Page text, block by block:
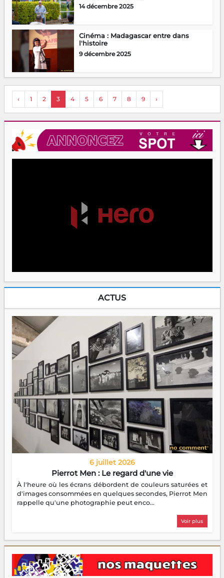
14 décembre 2025
Cinéma : Madagascar entre dans
l'histoire
9 décembre 2025
‹ 1 2 3 4 5 6 7 8 9 ›
ACTUS
6 juillet 2026
Pierrot Men : Le regard d'une vie
À l'heure où les écrans débordent de couleurs saturées et
d'images consommées en quelques secondes, Pierrot Men
rappelle qu'une photographie peut enco...
Voir plus